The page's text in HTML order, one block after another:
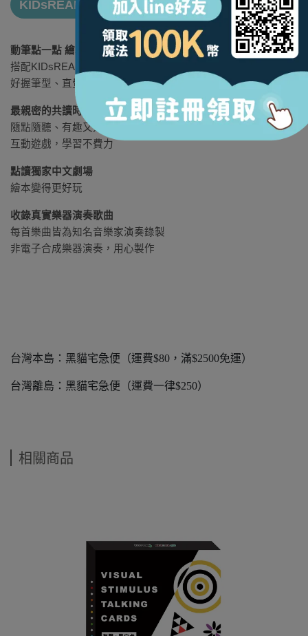
KIDsREAD Bouns!
動筆點一點 繪本變得更好玩
搭配KIDsREAD魔法錄音點讀筆
好握筆型、直覺操作
最親密的共讀時光
隨點隨聽、有趣又好玩
互動遊戲，學習不費力
點讀獨家中文劇場
繪本變得更好玩
收錄真實樂器演奏歌曲
每首樂曲皆為知名音樂家演奏錄製
非電子合成樂器演奏，用心製作
台灣本島：黑貓宅急便（運費$80，滿$2500免運）
台灣離島：黑貓宅急便（運費一律$250）
相關商品